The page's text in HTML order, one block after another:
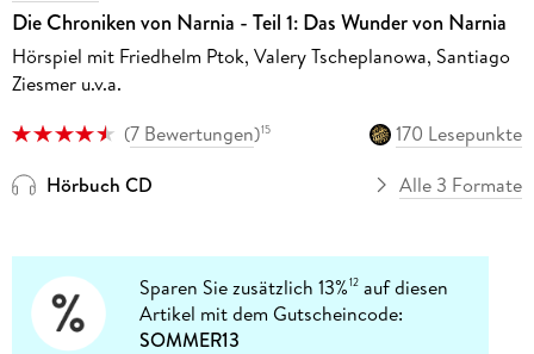
Die Chroniken von Narnia - Teil 1: Das Wunder von Narnia
Hörspiel mit Friedhelm Ptok, Valery Tscheplanowa, Santiago
Ziesmer u.v.a.
(7 Bewertungen)15
170 Lesepunkte
Hörbuch CD
Alle 3 Formate
Sparen Sie zusätzlich 13%12 auf diesen
Artikel mit dem Gutscheincode:
SOMMER13